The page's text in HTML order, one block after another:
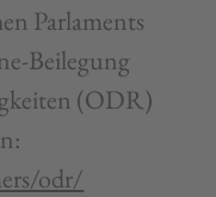
Parlaments
Beilegung
(ODR)
odr/